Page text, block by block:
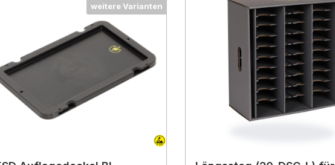
weitere Varianten